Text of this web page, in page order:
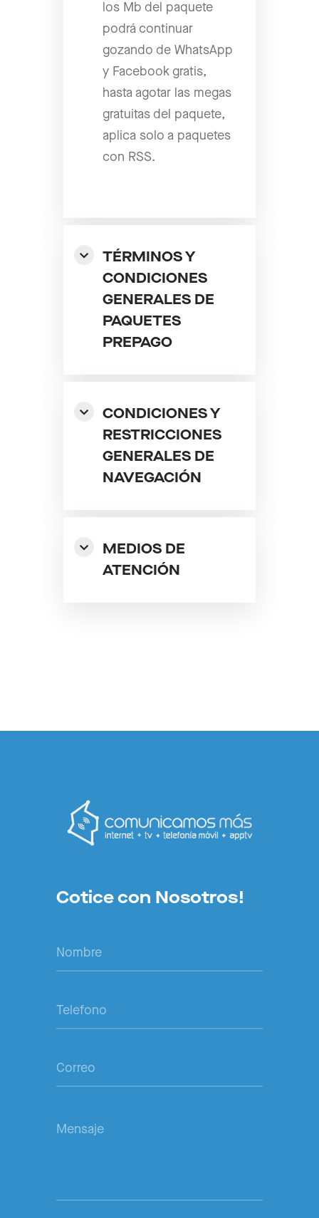
Cotice con Nosotros!
los Mb del paquete
podrá continuar
gozando de WhatsApp
y Facebook gratis,
hasta agotar las megas
gratuitas del paquete,
aplica solo a paquetes
con RSS.
TÉRMINOS Y
CONDICIONES
GENERALES DE
PAQUETES
PREPAGO
CONDICIONES Y
RESTRICCIONES
GENERALES DE
NAVEGACIÓN
MEDIOS DE
ATENCIÓN